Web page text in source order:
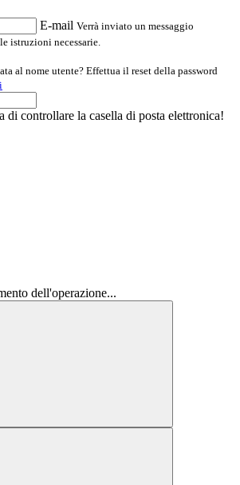
E-mail Verrà inviato un messaggio
istruzioni necessarie.
al nome utente? Effettua il reset della password
di controllare la casella di posta elettronica!
dell'operazione...